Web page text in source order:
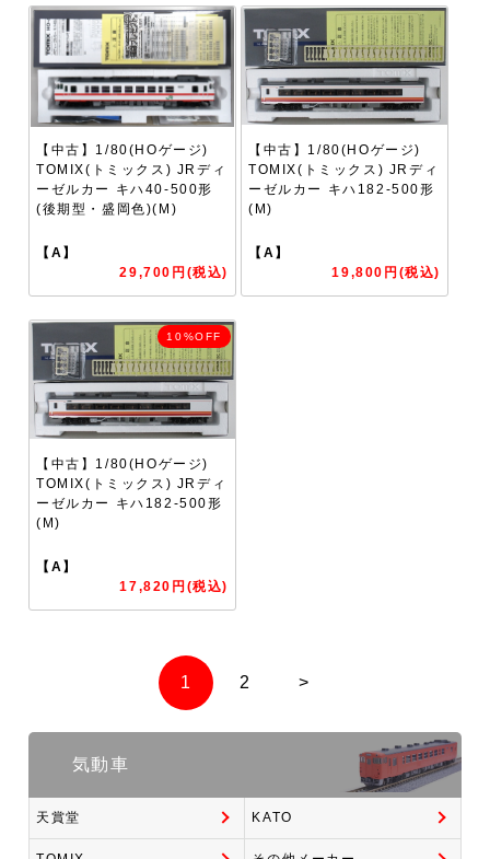
【中古】1/80(HOゲージ)
TOMIX(トミックス) JRディ
ーゼルカー キハ40-500形
(後期型・盛岡色)(M)
【A】
29,700円(税込)
【中古】1/80(HOゲージ)
TOMIX(トミックス) JRディ
ーゼルカー キハ182-500形
(M)
【A】
19,800円(税込)
10%OFF
【中古】1/80(HOゲージ)
TOMIX(トミックス) JRディ
ーゼルカー キハ182-500形
(M)
【A】
17,820円(税込)
1 2 >
気動車
天賞堂 KATO